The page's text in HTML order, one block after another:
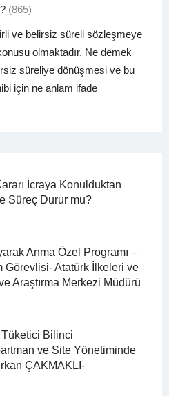
(865)
ve belirsiz süreli sözleşmeye
olmaktadır. Ne demek
süreliye dönüşmesi ve bu
için ne anlam ifade
İcraya Konulduktan
Süreç Durur mu?
Anma Özel Programı –
Görevlisi- Atatürk İlkeleri ve
Araştırma Merkezi Müdürü
Bilinci
ve Site Yönetiminde
ÇAKMAKLI-